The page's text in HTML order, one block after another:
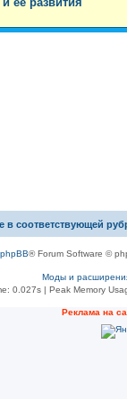
в соответствующей
phpBB® Forum Software ©
Моды и
0.027s| Peak Memory
Рeклама на